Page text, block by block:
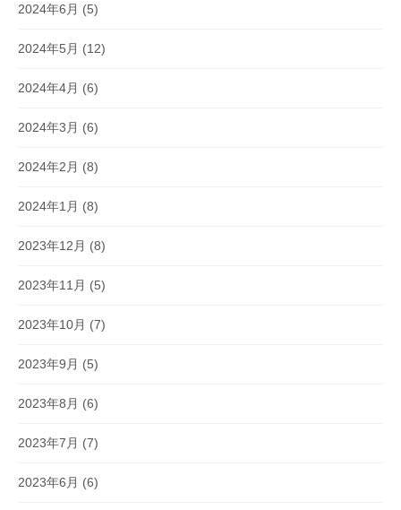
2024年6月 (5)
2024年5月 (12)
2024年4月 (6)
2024年3月 (6)
2024年2月 (8)
2024年1月 (8)
2023年12月 (8)
2023年11月 (5)
2023年10月 (7)
2023年9月 (5)
2023年8月 (6)
2023年7月 (7)
2023年6月 (6)